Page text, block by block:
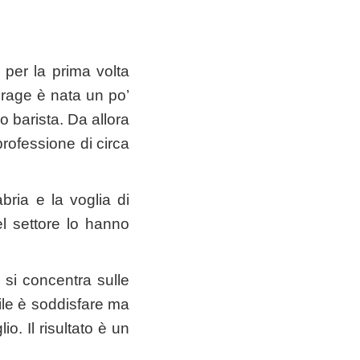
la prima volta
è nata un po’
barista. Da allora
di circa
e la voglia di
settore lo hanno
concentra sulle
è soddisfare ma
Il risultato è un